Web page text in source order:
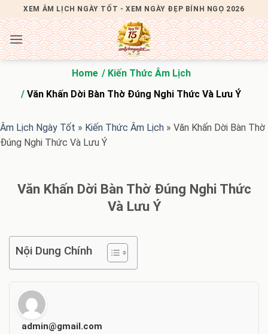
qua
nội
dung
XEM ÂM LỊCH NGÀY TỐT - XEM NGÀY ĐẸP BÍNH NGỌ 2026
Home
Kiến Thức Âm Lịch
Văn Khấn Dời Bàn Thờ Đúng Nghi Thức Và Lưu Ý
Âm Lịch Ngày Tốt » Kiến Thức Âm Lịch » Văn Khấn Dời Bàn Thờ
Đúng Nghi Thức Và Lưu Ý
Văn Khấn Dời Bàn Thờ Đúng Nghi Thức
Và Lưu Ý
Nội Dung Chính
admin@gmail.com